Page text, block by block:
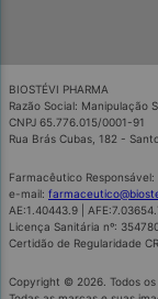
Referências
BIOSTÉVI PHARMA
Razão Social: Manipulação
CNPJ 65.776.015/0001-91
Rua Brás Cubas, 182 -
Farmacêutico Responsável:
e-mail:
AE:1.40443.9 |
Licença Sanitária nº:
Certidão de Regularidade
Copyright © 2026. Todos os